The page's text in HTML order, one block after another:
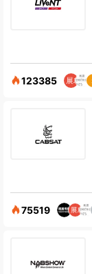
123385
75519